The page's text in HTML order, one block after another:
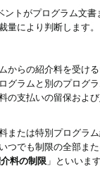
トがプログラム文
量により判断します。
からの紹介料を受け
グラムと別のプログ
の支払いの留保およ
または特別プログラ
つでも制限の全部
料の制限 」といいま